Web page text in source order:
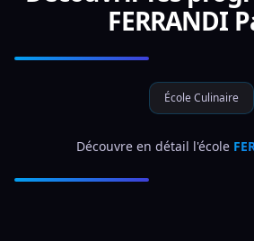
FERRANDI
École Culinaire
Découvre en détail l'école